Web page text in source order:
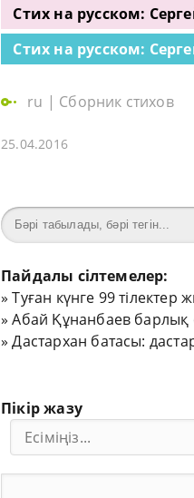
Стих на русском:
Стих на русском:
ru | Сборник стихов
25.04.2016
Пайдалы сілтемелер:
»Туған күнге 99
»Абай Құнанбаев барлық
»Дастархан батасы:
Пікір жазу